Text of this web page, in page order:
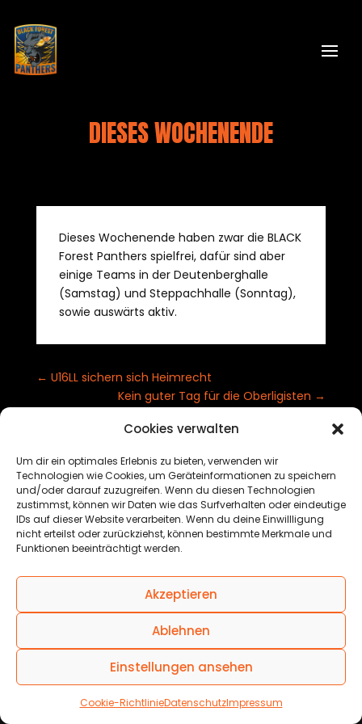
Cookies verwalten
Um dir ein optimales Erlebnis zu bieten, verwenden wir
Technologien wie Cookies, um Geräteinformationen zu speichern
und/oder darauf zuzugreifen. Wenn du diesen Technologien
zustimmst, können wir Daten wie das Surfverhalten oder eindeutige
IDs auf dieser Website verarbeiten. Wenn du deine Einwillligung
nicht erteilst oder zurückziehst, können bestimmte Merkmale und
Funktionen beeinträchtigt werden.
Akzeptieren
Ablehnen
Einstellungen ansehen
Cookie-RichtlinieDatenschutzImpressum
DIESES WOCHENENDE
Dieses Wochenende haben zwar die BLACK
Forest Panthers spielfrei, dafür sind aber
einige Teams in der Deutenberghalle
(Samstag) und Steppachhalle (Sonntag),
sowie auswärts aktiv.
← U16LL sichern sich Heimrecht
Kein guter Tag für die Oberligisten →
© 2025 Black Forest Basketball GmbH
IMPRESSUM|DATENSCHUTZ